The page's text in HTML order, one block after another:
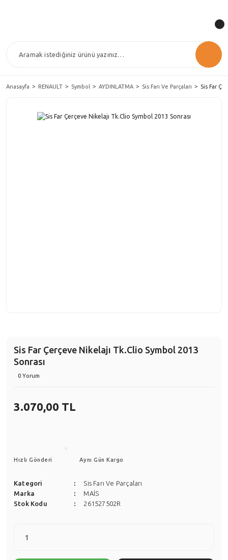
Anasayfa RENAULT Symbol AYDINLATMA Sis Farı Ve Parçaları Sis Far
Sis Far Çerçeve Nikelajı Tk.Clio Symbol 2013
Sonrası
0 Yorum
3.070,00 TL
Hızlı Gönderi Aynı Gün Kargo
Kategori
Sis Farı Ve Parçaları
Marka
MAİS
Stok Kodu
261527502R